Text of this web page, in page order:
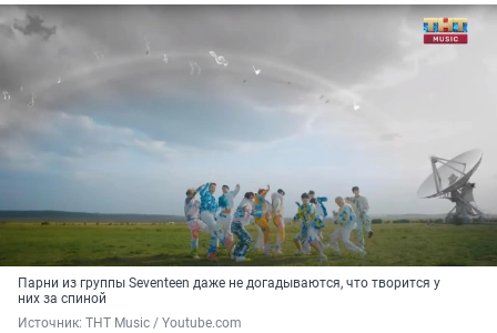
Парни из группы Seventeen даже не догадываются, что творится у
них за спиной
Источник: ТНТ Music / Youtube.com